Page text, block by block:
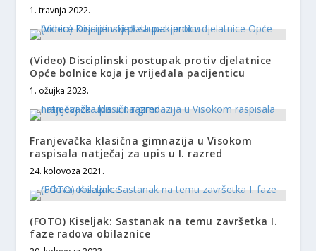
1. travnja 2022.
(Video) Disciplinski postupak protiv djelatnice
Opće bolnice koja je vrijeđala pacijenticu
1. ožujka 2023.
Franjevačka klasična gimnazija u Visokom
raspisala natječaj za upis u I. razred
24. kolovoza 2021.
(FOTO) Kiseljak: Sastanak na temu završetka I.
faze radova obilaznice